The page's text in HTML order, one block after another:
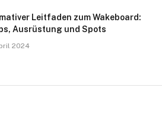
Leitfaden zum Wakeboard:
Ausrüstung und Spots
2024